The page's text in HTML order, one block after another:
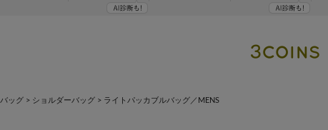
バッグ > ショルダーバッグ > ライトパッカブルバッグ／MENS